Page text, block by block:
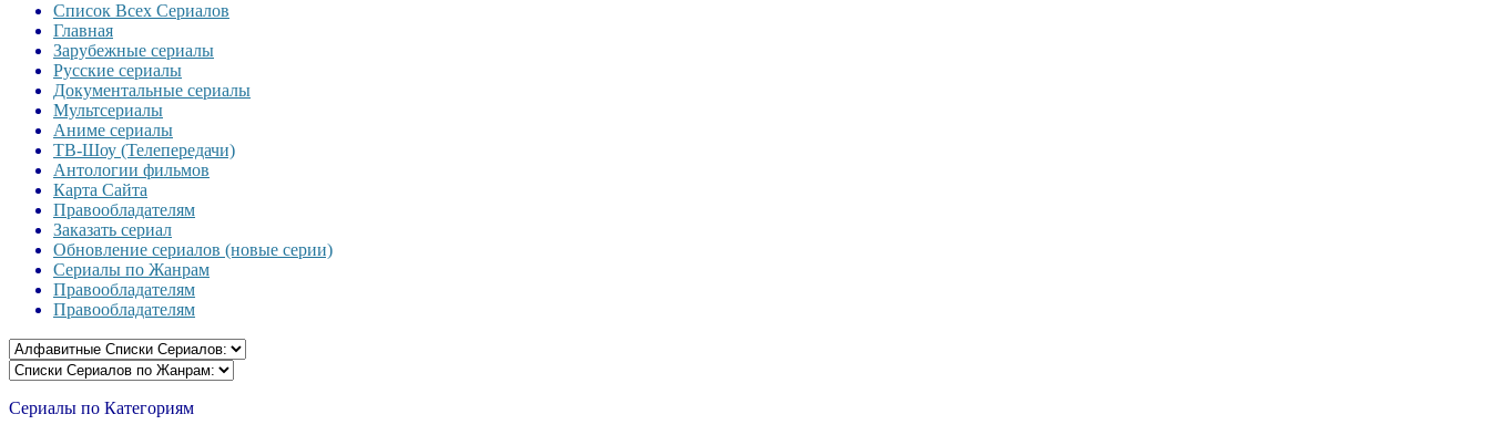
Список Всех Сериалов
Главная
Зарубежные сериалы
Русские сериалы
Документальные сериалы
Мультсериалы
Аниме сериалы
ТВ-Шоу (Телепередачи)
Антологии фильмов
Карта Сайта
Правообладателям
Заказать сериал
Обновление сериалов (новые серии)
Сериалы по Жанрам
Правообладателям
Правообладателям
Сериалы по Категориям